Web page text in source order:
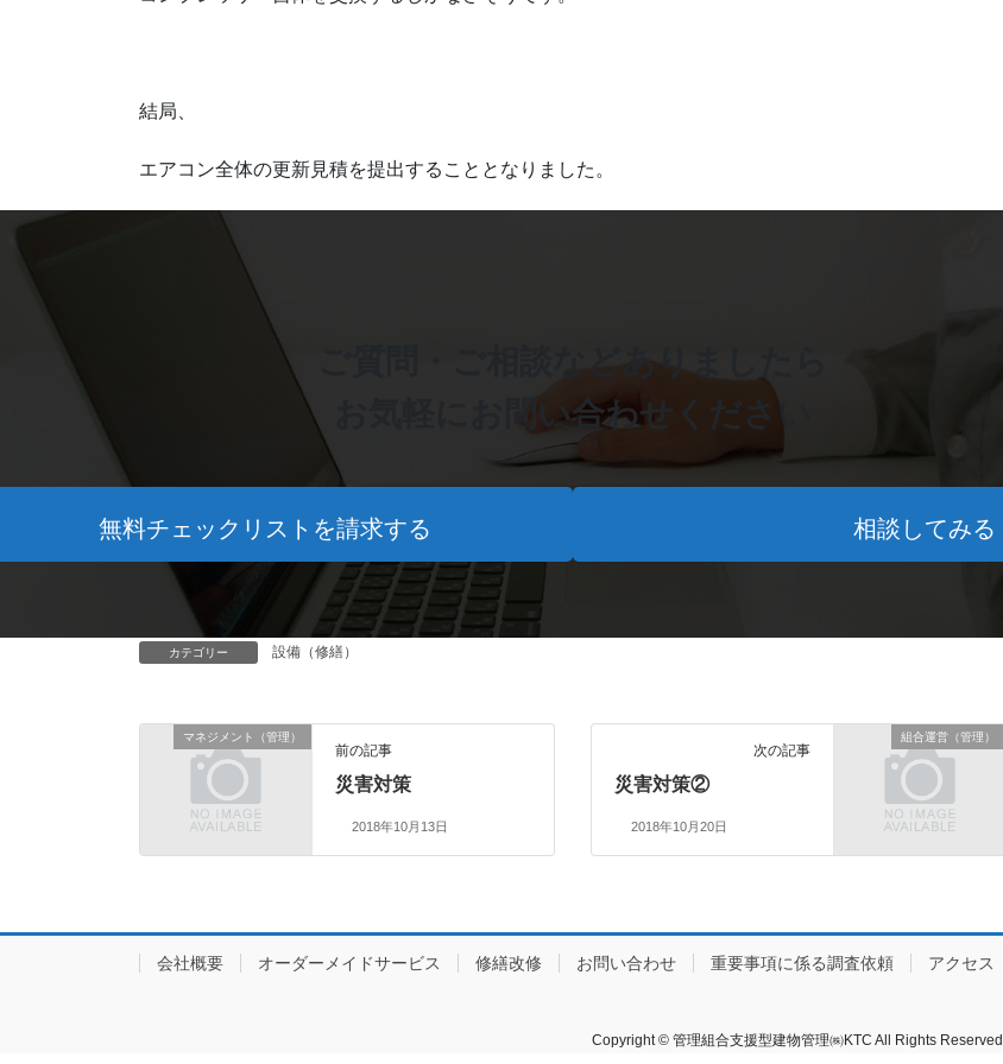
結局、
エアコン全体の更新見積を提出することとなりました。
ご質問・ご相談などありましたら
お気軽にお問い合わせください
無料チェックリストを請求する 相談してみる
カテゴリー 設備（修繕）
マネジメント（管理）
前の記事
災害対策
2018年10月13日
組合運営（管理）
次の記事
災害対策②
2018年10月20日
会社概要 オーダーメイドサービス 修繕改修 お問い合わせ 重要事項に係る調査依頼 アクセス
Copyright © 管理組合支援型建物管理㈱KTC All Rights Reserved.